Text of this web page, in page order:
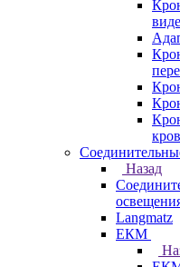
Назад
Langmatz
ЕКМ